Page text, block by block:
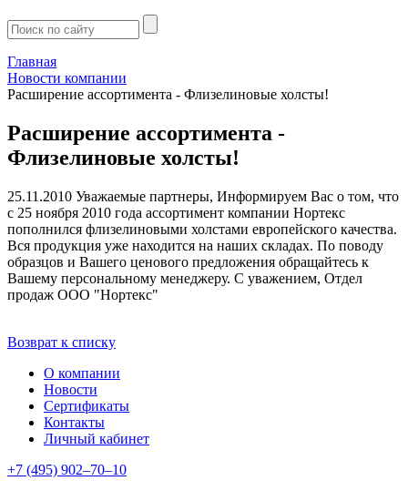
Главная
Новости компании
Расширение ассортимента - Флизелиновые холсты!
Расширение ассортимента -
Флизелиновые холсты!
25.11.2010 Уважаемые партнеры, Информируем Вас о том, что
с 25 ноября 2010 года ассортимент компании Нортекс
пополнился флизелиновыми холстами европейского качества.
Вся продукция уже находится на наших складах. По поводу
образцов и Вашего ценового предложения обращайтесь к
Вашему персональному менеджеру. С уважением, Отдел
продаж ООО "Нортекс"
Возврат к списку
О компании
Новости
Сертификаты
Контакты
Личный кабинет
+7 (495) 902–70–10